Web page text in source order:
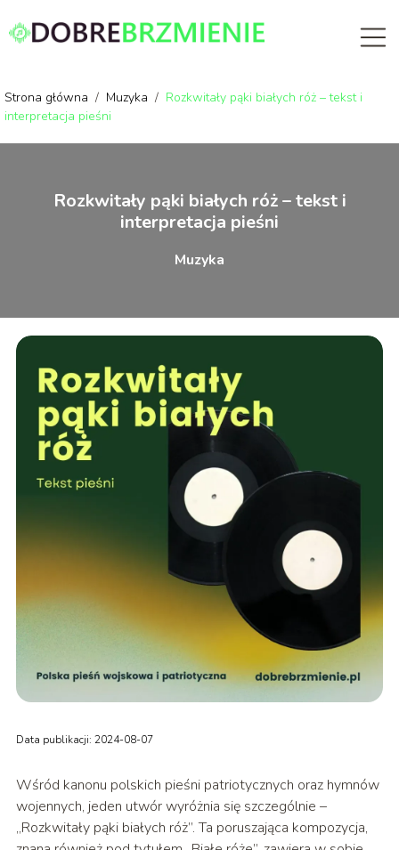
Strona główna / Muzyka / Rozkwitały pąki białych róż – tekst i
interpretacja pieśni
Rozkwitały pąki białych róż – tekst i
interpretacja pieśni
Muzyka
Data publikacji: 2024-08-07
Wśród kanonu polskich pieśni patriotycznych oraz hymnów
wojennych, jeden utwór wyróżnia się szczególnie –
„Rozkwitały pąki białych róż”. Ta poruszająca kompozycja,